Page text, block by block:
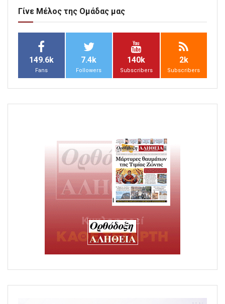
Γίνε Μέλος της Ομάδας μας
149.6k
Fans
7.4k
Followers
140k
Subscribers
2k
Subscribers